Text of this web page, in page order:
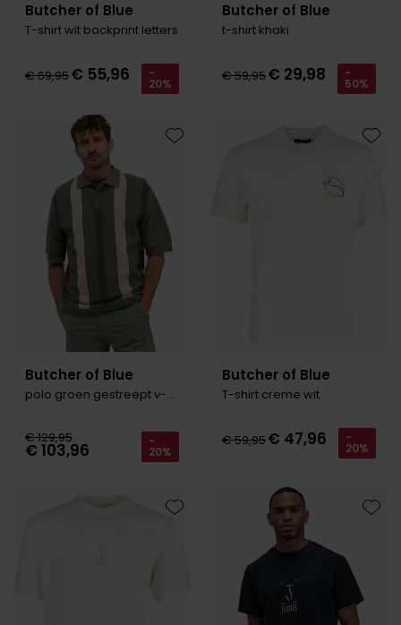
Butcher of Blue
T-shirt wit backprint letters
€ 69,95€ 55,96 -
20%
Butcher of Blue
t-shirt khaki
€ 59,95€ 29,98 -
50%
Butcher of Blue
polo groen gestreept v-hals
€ 129,95
€ 103,96 -
20%
Butcher of Blue
T-shirt creme wit
€ 59,95€ 47,96 -
20%
Toevoegen aan favorieten